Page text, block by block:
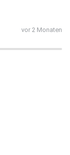
vor 2 Monaten